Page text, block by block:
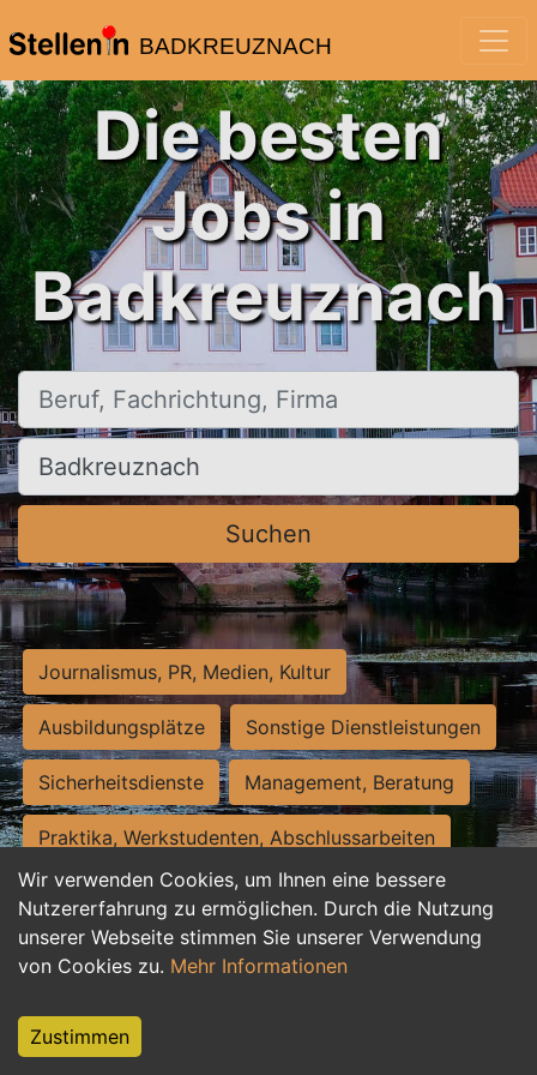
BADKREUZNACH
Wir verwenden Cookies, um Ihnen eine bessere
Nutzererfahrung zu ermöglichen. Durch die Nutzung
unserer Webseite stimmen Sie unserer Verwendung
von Cookies zu. Mehr Informationen
Zustimmen
Die besten
Jobs in
Badkreuznach
Beruf, Fachrichtung, Firma
Ort, Stadt
Suchen
Journalismus, PR, Medien, Kultur
Ausbildungsplätze Sonstige Dienstleistungen
Sicherheitsdienste Management, Beratung
Praktika, Werkstudenten, Abschlussarbeiten
Personalwesen Assistenz, Sekretariat
Hilfskräfte, Aushilfs- und Nebenjobs
Weiterbildung, Studium, duale Ausbildung